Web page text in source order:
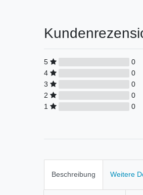
5
0
4
0
3
0
2
0
1
0
Beschreibung Weitere